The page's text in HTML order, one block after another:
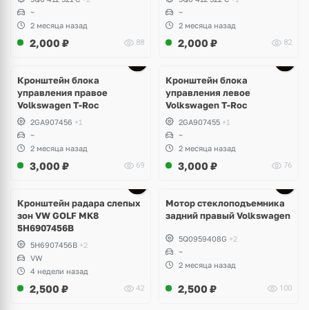
~
2 месяца назад
2,000 ₽ 88
~
2 месяца назад
2,000 ₽ 82
Кронштейн блока
управления правое
Volkswagen T-Roc
2GA907456 +1
~
2 месяца назад
3,000 ₽ 69
Кронштейн блока
управления левое
Volkswagen T-Roc
2GA907455 +1
~
2 месяца назад
3,000 ₽ 76
Кронштейн радара слепых
зон VW GOLF MK8
5H6907456B
5H6907456B +2
VW
4 недели назад
2,500 ₽ 42
Мотор стеклоподъемника
задний правый Volkswagen
5Q0959408G +2
~
2 месяца назад
2,500 ₽ 100